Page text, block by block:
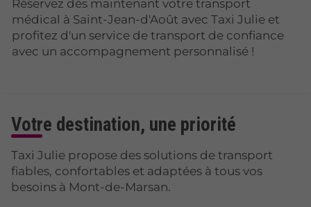
Réservez dès maintenant votre transport
médical à Saint-Jean-d'Août avec Taxi Julie et
profitez d'un service de transport de confiance
avec un accompagnement personnalisé !
Votre destination, une priorité
Taxi Julie propose des solutions de transport
fiables, confortables et adaptées à tous vos
besoins à Mont-de-Marsan.